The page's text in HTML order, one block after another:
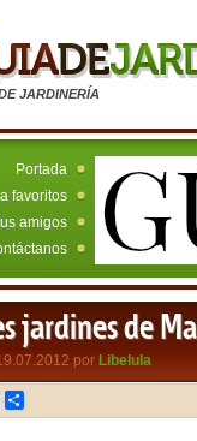
JARDINERÍA
Portada
favoritos
amigos
jardines de
por Libelula
Email